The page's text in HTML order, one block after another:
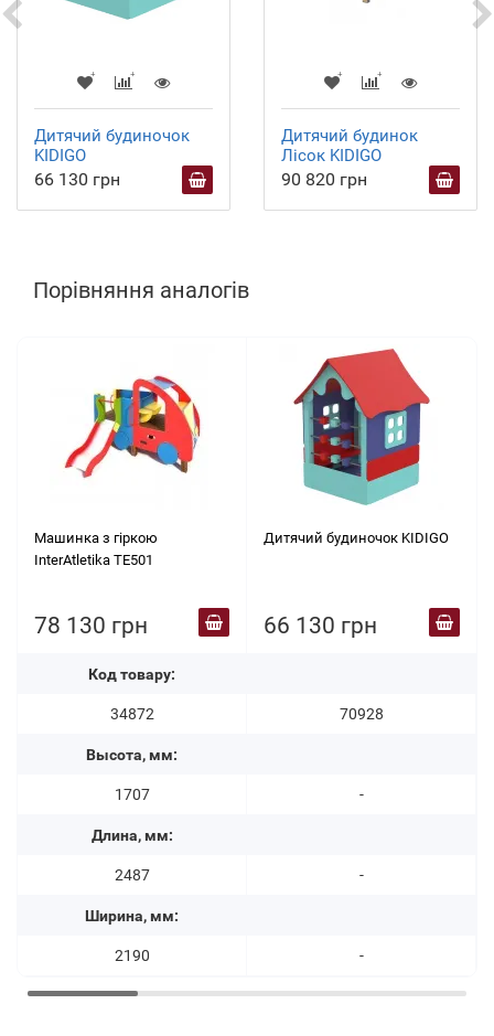
Дитячий будиночок
KIDIGO
66 130 грн
Дитячий будинок
Лісок KIDIGO
90 820 грн
Порівняння аналогів
Машинка з гіркою
InterAtletika TE501
78 130 грн
Код товару:
34872
Высота, мм:
1707
Длина, мм:
2487
Ширина, мм:
2190
Дитячий будиночок KIDIGO
66 130 грн
70928
-
-
-